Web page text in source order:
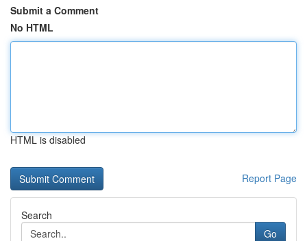
Submit a Comment
No HTML
HTML is disabled
Report Page
Search
Go